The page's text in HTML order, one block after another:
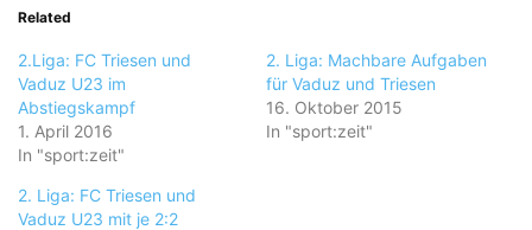
Related
2.Liga: FC Triesen und
Vaduz U23 im
Abstiegskampf
1. April 2016
In "sport:zeit"
2. Liga: Machbare Aufgaben
für Vaduz und Triesen
16. Oktober 2015
In "sport:zeit"
2. Liga: FC Triesen und
Vaduz U23 mit je 2:2